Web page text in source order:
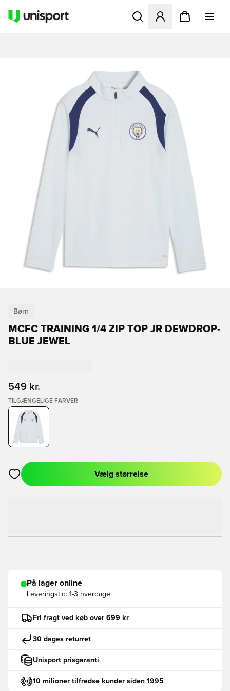
Åbner en Modal til at
Børn
MCFC TRAINING 1/4 ZIP TOP JR DEWDROP-
BLUE JEWEL
549 kr.
TILGÆNGELIGE FARVER
Åbner en Modal til at logge ind eller tilmelde dig som medlem
Vælg størrelse
På lager online
Leveringstid: 1-3 hverdage
Fri fragt ved køb over 699 kr
30 dages returret
Unisport prisgaranti
10 milioner tilfredse kunder siden 1995